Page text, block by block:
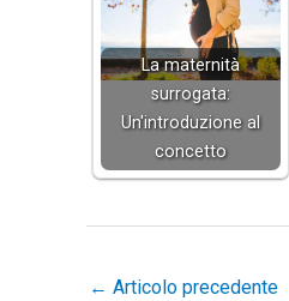
La maternità
surrogata:
Un'introduzione al
concetto
← Articolo precedente